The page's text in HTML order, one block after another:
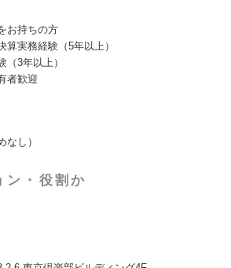
お持ちの方
算実務経験（5年以上）
（3年以上）
者歓迎
なし）
ン・役割か